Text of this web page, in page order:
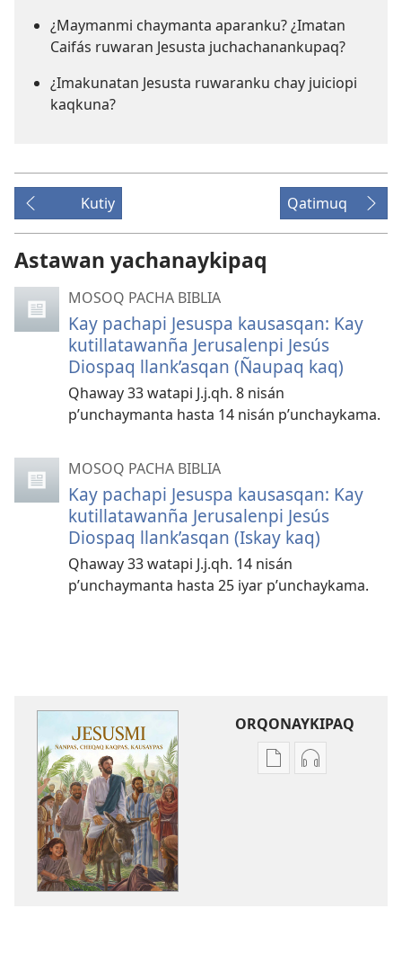
¿Maymanmi chaymanta aparanku? ¿Imatan
Caifás ruwaran Jesusta juchachanankupaq?
¿Imakunatan Jesusta ruwaranku chay juiciopi
kaqkuna?
Kutiy Qatimuq
Astawan yachanaykipaq
MOSOQ PACHA BIBLIA
Kay pachapi Jesuspa kausasqan: Kay
kutillatawanña Jerusalenpi Jesús
Diospaq llank’asqan (Ñaupaq kaq)
Qhaway 33 watapi J.j.qh. 8 nisán
p’unchaymanta hasta 14 nisán p’unchaykama.
MOSOQ PACHA BIBLIA
Kay pachapi Jesuspa kausasqan: Kay
kutillatawanña Jerusalenpi Jesús
Diospaq llank’asqan (Iskay kaq)
Qhaway 33 watapi J.j.qh. 14 nisán
p’unchaymanta hasta 25 iyar p’unchaykama.
ORQONAYKIPAQ
KaypiKaypin